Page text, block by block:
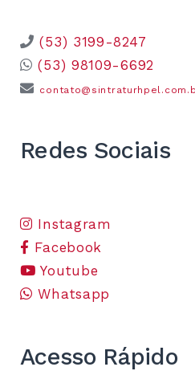
(53) 3199-8247
(53) 98109-6692
Redes Sociais
Instagram
Facebook
Youtube
Whatsapp
Acesso Rápido